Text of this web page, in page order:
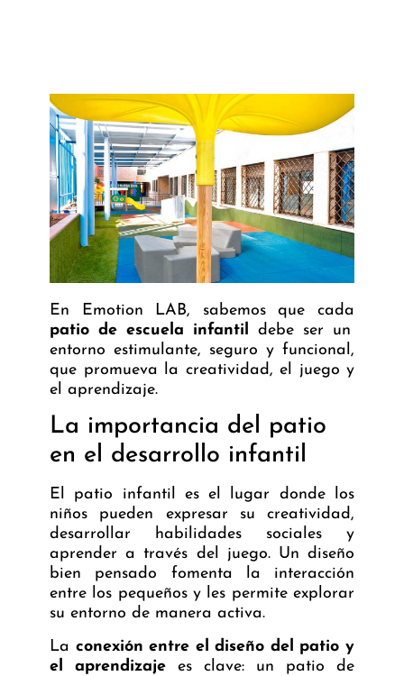
En Emotion LAB, sabemos que cada
patio de escuela infantil debe ser un
entorno estimulante, seguro y funcional,
que promueva la creatividad, el juego y
el aprendizaje.
La importancia del patio
en el desarrollo infantil
El patio infantil es el lugar donde los
niños pueden expresar su creatividad,
desarrollar habilidades sociales y
aprender a través del juego. Un diseño
bien pensado fomenta la interacción
entre los pequeños y les permite explorar
su entorno de manera activa.
La conexión entre el diseño del patio y
el aprendizaje es clave: un patio de